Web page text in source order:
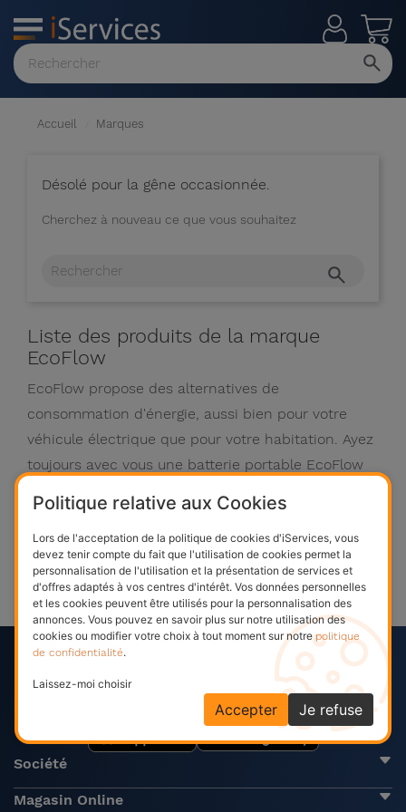
MENU
Voir
tout
Accueil Marques
Désolé pour la gêne occasionnée.
Cherchez à nouveau ce que vous souhaitez
Liste des produits de la marque
EcoFlow
EcoFlow propose des alternatives de
consommation d'énergie, aussi bien pour votre
véhicule électrique que pour votre habitation. Ayez
toujours avec vous une batterie portable EcoFlow
l'autonomie de votre véhicule. Découvrez la
puissance des générateurs et créez un écosystème
de production d'énergie avec des panneaux
solaires.
App iServices
Votre boutique de réparation
Société
Magasin Online
Politique relative aux Cookies
Lors de l'acceptation de la politique de cookies d'iServices, vous
devez tenir compte du fait que l'utilisation de cookies permet la
personnalisation de l'utilisation et la présentation de services et
d'offres adaptés à vos centres d'intérêt. Vos données personnelles
et les cookies peuvent être utilisés pour la personnalisation des
annonces. Vous pouvez en savoir plus sur notre utilisation des
cookies ou modifier votre choix à tout moment sur notrepolitique
de confidentialité.
Laissez-moi choisir
Je refuse
Accepter